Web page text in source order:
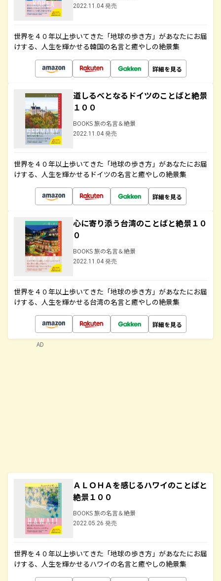
2022.11.04 発売
世界を４０年以上歩いてきた「地球の歩き方」があなたにお届
けする、人生を輝かせる韓国の名言と癒やしの絶景集
詳細を見る
道しるべとなるドイツのことばと絶景
１００
BOOKS 旅の名言＆絶景
2022.11.04 発売
世界を４０年以上歩いてきた「地球の歩き方」があなたにお届
けする、人生を輝かせるドイツの名言と癒やしの絶景集
詳細を見る
心に寄り添う台湾のことばと絶景１０
０
BOOKS 旅の名言＆絶景
2022.11.04 発売
世界を４０年以上歩いてきた「地球の歩き方」があなたにお届
けする、人生を輝かせる台湾の名言と癒やしの絶景集
詳細を見る
ＡＬＯＨＡを感じるハワイのことばと
絶景１００
BOOKS 旅の名言＆絶景
2022.05.26 発売
世界を４０年以上歩いてきた「地球の歩き方」があなたにお届
けする、人生を輝かせるハワイの名言と癒やしの絶景集
AD